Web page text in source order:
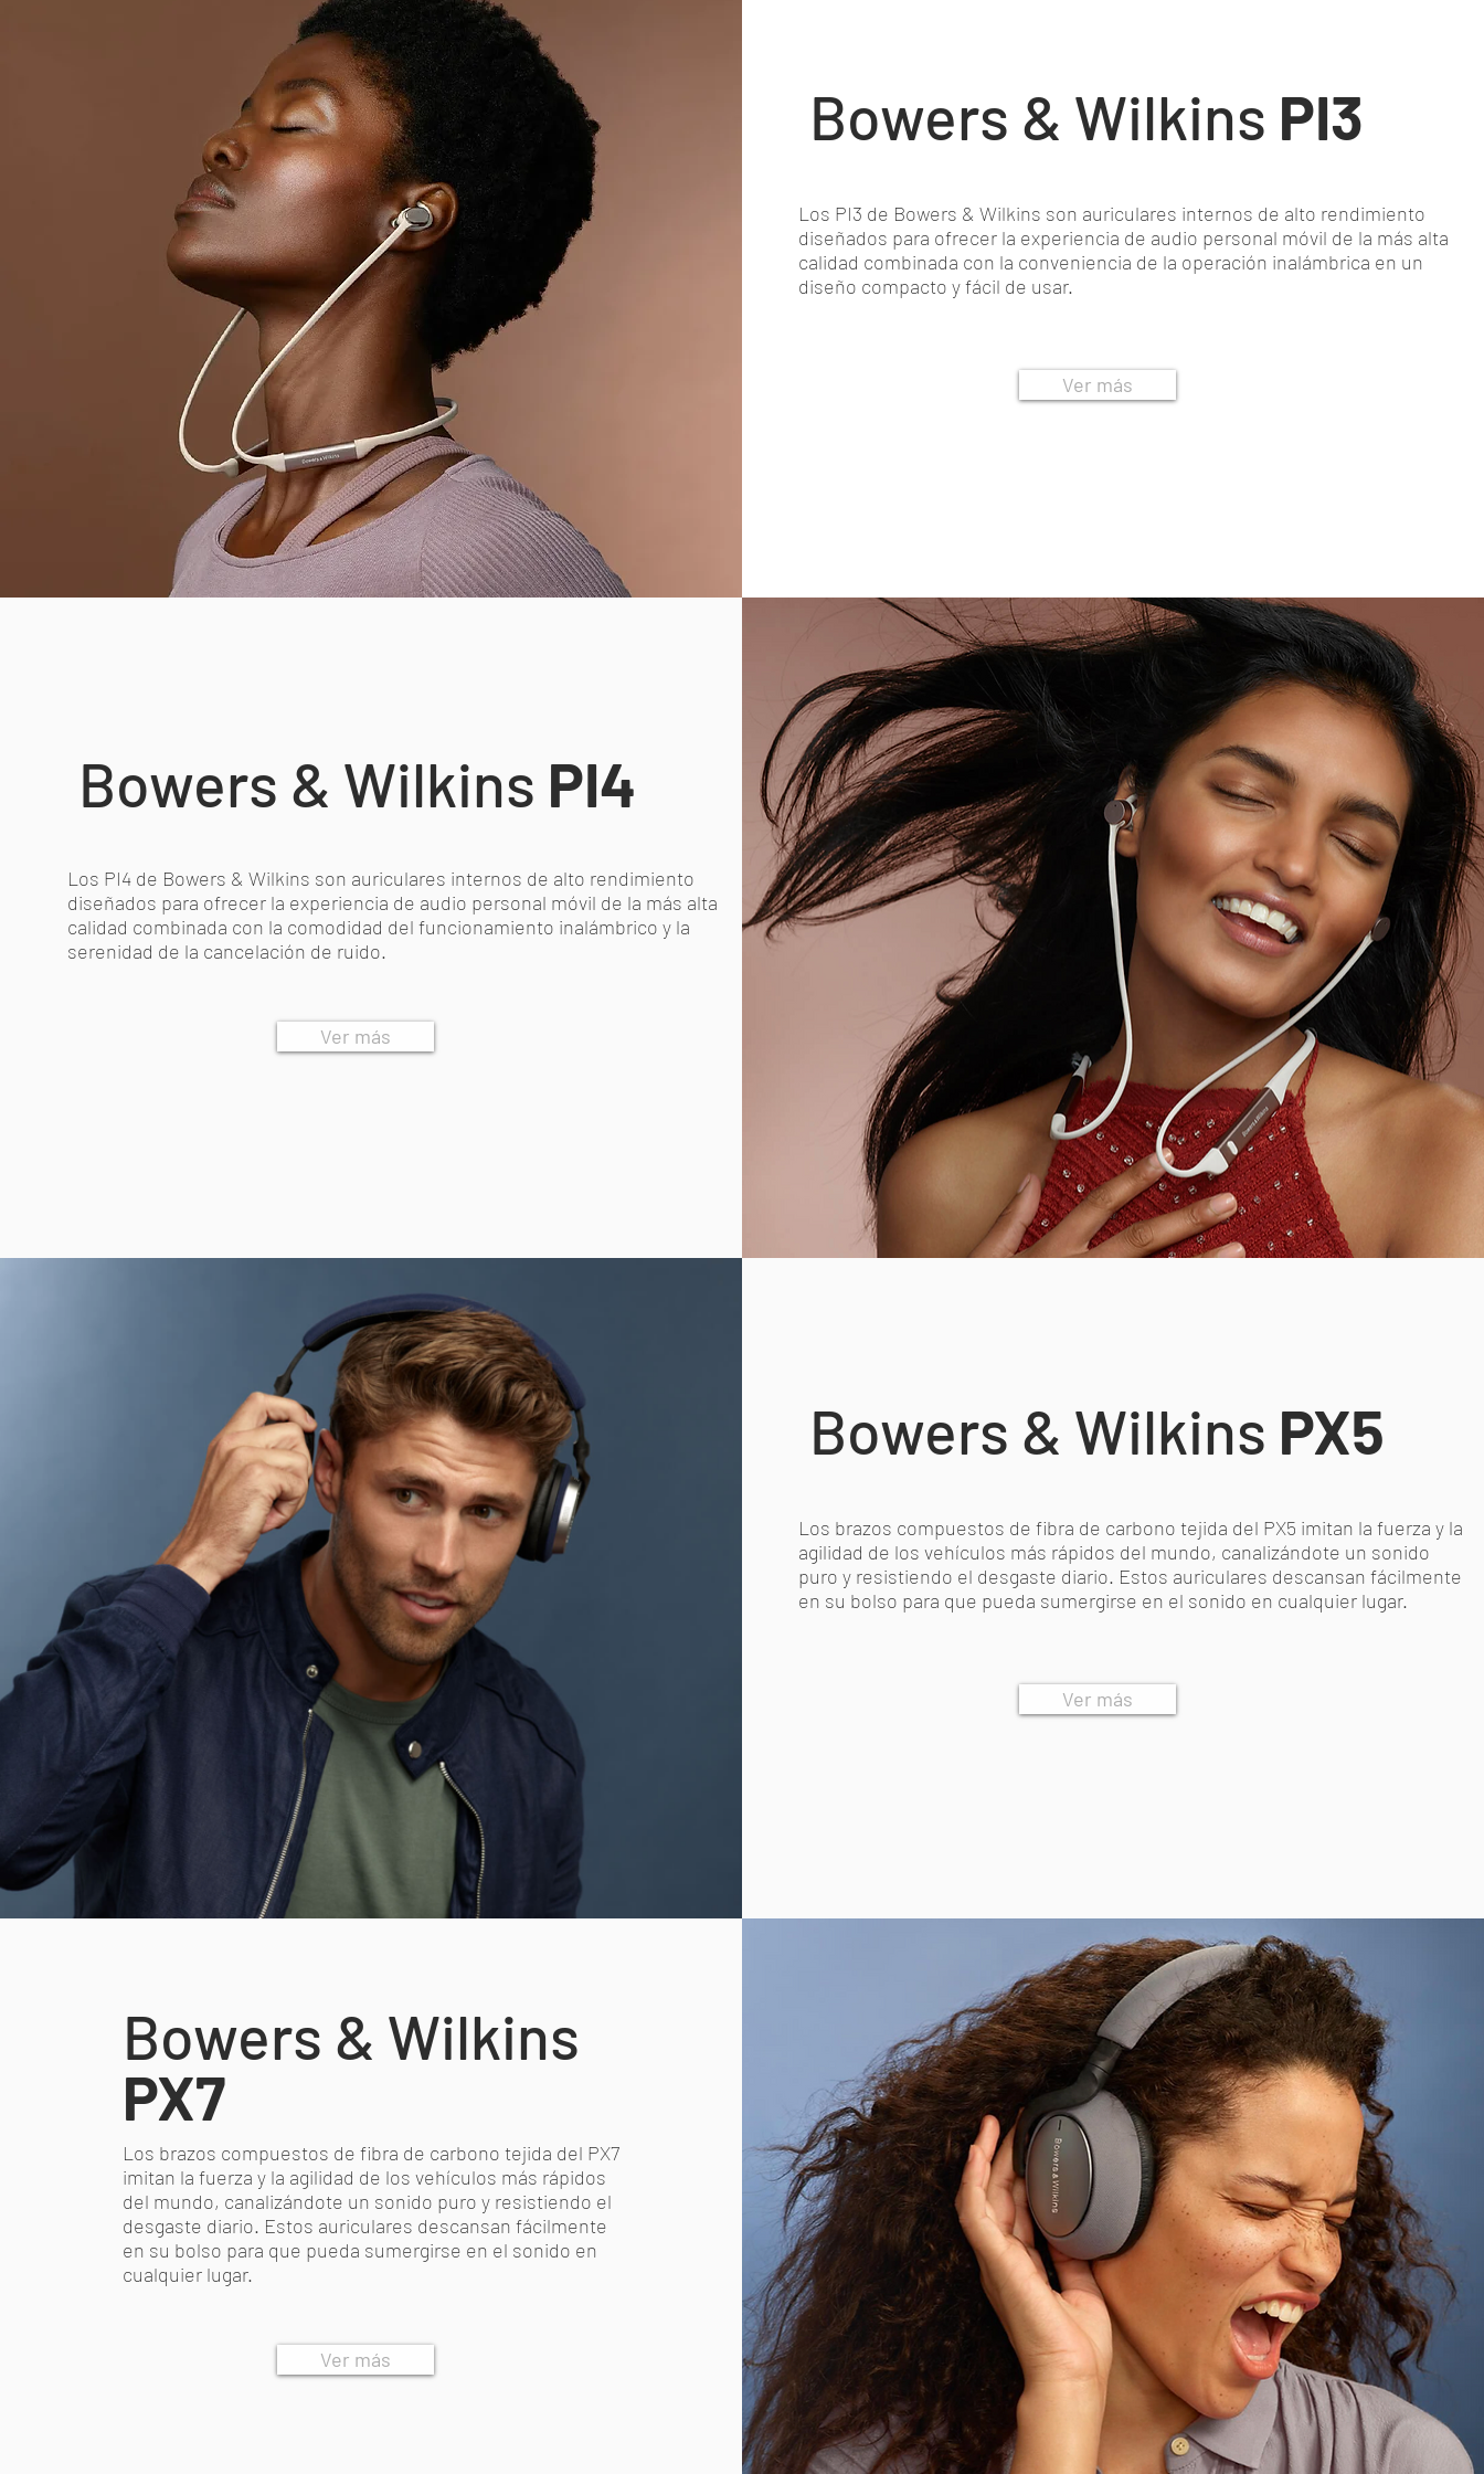
Bowers & Wilkins PI3
Los PI3 de Bowers & Wilkins son auriculares internos de alto rendimiento
diseñados para ofrecer la experiencia de audio personal móvil de la más alta
calidad combinada con la conveniencia de la operación inalámbrica en un
diseño compacto y fácil de usar.
Ver más
Bowers & Wilkins PI4
Los PI4 de Bowers & Wilkins son auriculares internos de alto rendimiento
diseñados para ofrecer la experiencia de audio personal móvil de la más alta
calidad combinada con la comodidad del funcionamiento inalámbrico y la
serenidad de la cancelación de ruido.
Ver más
Bowers & Wilkins PX5
Los brazos compuestos de fibra de carbono tejida del PX5 imitan la fuerza y la
agilidad de los vehículos más rápidos del mundo, canalizándote un sonido
puro y resistiendo el desgaste diario. Estos auriculares descansan fácilmente
en su bolso para que pueda sumergirse en el sonido en cualquier lugar.
Ver más
Bowers & Wilkins
PX7
Los brazos compuestos de fibra de carbono tejida del PX7
imitan la fuerza y la agilidad de los vehículos más rápidos
del mundo, canalizándote un sonido puro y resistiendo el
desgaste diario. Estos auriculares descansan fácilmente
en su bolso para que pueda sumergirse en el sonido en
cualquier lugar.
Ver más